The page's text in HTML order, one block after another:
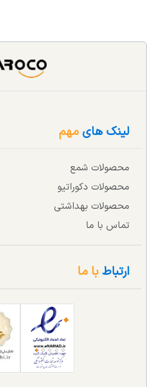
لینک هایمهم
محصولات شمع
محصولات دکوراتیو
محصولات بهداشتی
تماس با ما
ارتباطبا ما